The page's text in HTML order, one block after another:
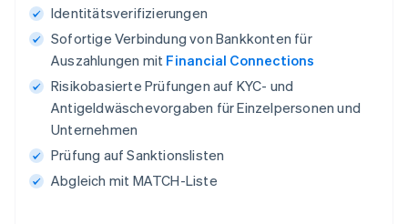
Identitätsverifizierungen
Sofortige Verbindung von Bankkonten für
Auszahlungen mit Financial Connections
Risikobasierte Prüfungen auf KYC- und
Antigeldwäschevorgaben für Einzelpersonen und
Unternehmen
Prüfung auf Sanktionslisten
Abgleich mit MATCH-Liste